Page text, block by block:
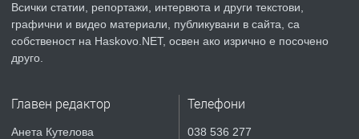
преди 3 дни
ПРЕДЛАГА
Продавам парцел в гр. Хасково кв.
Всички статии, репортажи, интервюта и други текстови,
графични и видео материали, публикувани в сайта, са
собственост на Haskovo.NET, освен ако изрично е посочено
друго.
Главен редактор
Анета Кутелова
Телефони
038 536 277